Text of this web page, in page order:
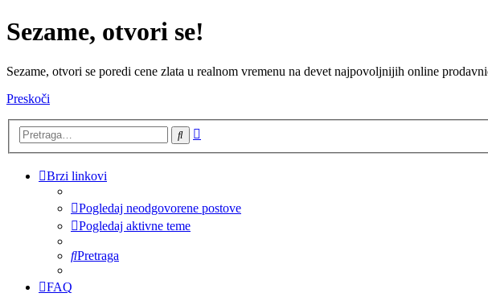
Sezame, otvori se!
Sezame, otvori se poredi cene zlata u realnom vremenu na devet najpovoljnijih online
Preskoči
Pretraga
Brzi linkovi
Pogledaj neodgovorene postove
Pogledaj aktivne teme
Pretraga
FAQ